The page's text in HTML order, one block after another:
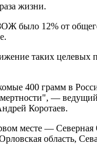
жизни.
было 12% от
таких целевых
400 грамм в
—
Коротаев.
месте — Северная
область,